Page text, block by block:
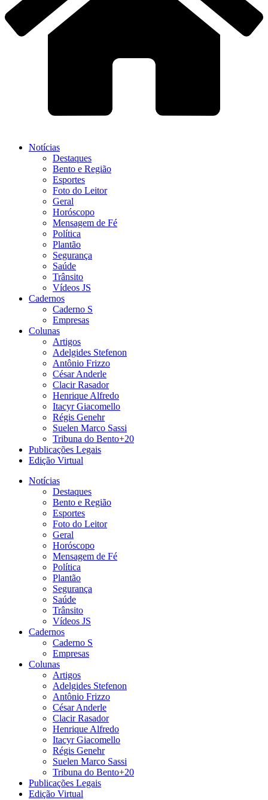
Notícias
Destaques
Bento e Região
Esportes
Foto do Leitor
Geral
Horóscopo
Mensagem de Fé
Política
Plantão
Segurança
Saúde
Trânsito
Vídeos JS
Cadernos
Caderno S
Empresas
Colunas
Artigos
Adelgides Stefenon
Antônio Frizzo
César Anderle
Clacir Rasador
Henrique Alfredo
Itacyr Giacomello
Régis Genehr
Suelen Marco Sassi
Tribuna do Bento+20
Publicações Legais
Edição Virtual
Notícias
Destaques
Bento e Região
Esportes
Foto do Leitor
Geral
Horóscopo
Mensagem de Fé
Política
Plantão
Segurança
Saúde
Trânsito
Vídeos JS
Cadernos
Caderno S
Empresas
Colunas
Artigos
Adelgides Stefenon
Antônio Frizzo
César Anderle
Clacir Rasador
Henrique Alfredo
Itacyr Giacomello
Régis Genehr
Suelen Marco Sassi
Tribuna do Bento+20
Publicações Legais
Edição Virtual